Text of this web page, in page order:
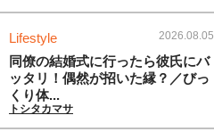
Lifestyle 2026.08.05
同僚の結婚式に行ったら彼氏にバ
ッタリ！偶然が招いた縁？／びっ
くり体...
トシタカマサ